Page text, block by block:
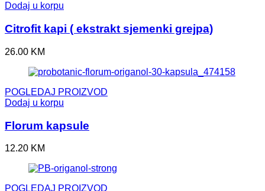
Dodaj u korpu
Citrofit kapi ( ekstrakt sjemenki grejpa)
26.00 KM
POGLEDAJ PROIZVOD
Dodaj u korpu
Florum kapsule
12.20 KM
POGLEDAJ PROIZVOD